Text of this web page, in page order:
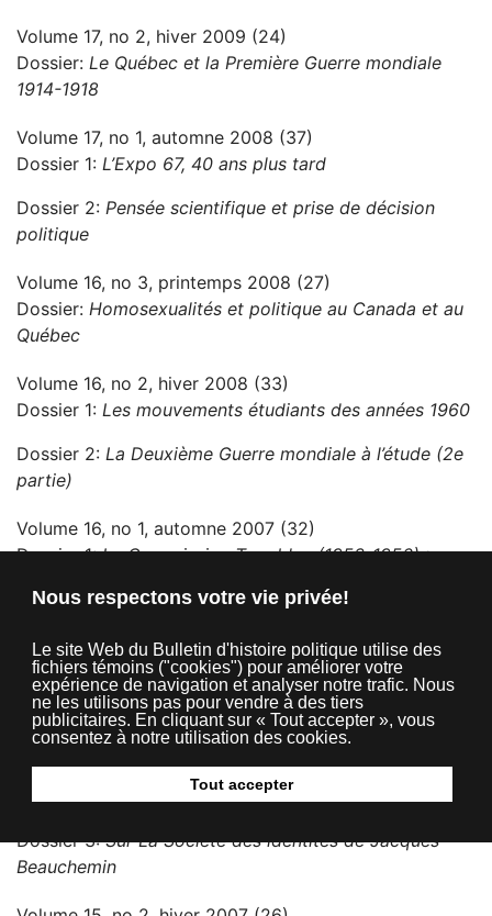
Nous respectons votre vie privée!
Le site Web du Bulletin d'histoire politique utilise des
fichiers témoins ("cookies") pour améliorer votre
expérience de navigation et analyser notre trafic. Nous
ne les utilisons pas pour vendre à des tiers
publicitaires. En cliquant sur « Tout accepter », vous
consentez à notre utilisation des cookies.
Tout accepter
Volume 17, no 2, hiver 2009 (24)
Dossier: Le Québec et la Première Guerre mondiale
1914-1918
Volume 17, no 1, automne 2008 (37)
Dossier 1: L’Expo 67, 40 ans plus tard
Dossier 2: Pensée scientifique et prise de décision
politique
Volume 16, no 3, printemps 2008 (27)
Dossier: Homosexualités et politique au Canada et au
Québec
Volume 16, no 2, hiver 2008 (33)
Dossier 1: Les mouvements étudiants des années 1960
Dossier 2: La Deuxième Guerre mondiale à l’étude (2e
partie)
Volume 16, no 1, automne 2007 (32)
Dossier 1:La Commission Tremblay (1953-1956) :
(1ère partie)
Volume 15, no 3, printemps 2007 (38)
Dossier 1:Les quinze ans du Bulletin d’histoire
Dossier 2:Quinze ans d’histoire politique
Dossier 3:Sur La Société des identités de Jacques
Beauchemin